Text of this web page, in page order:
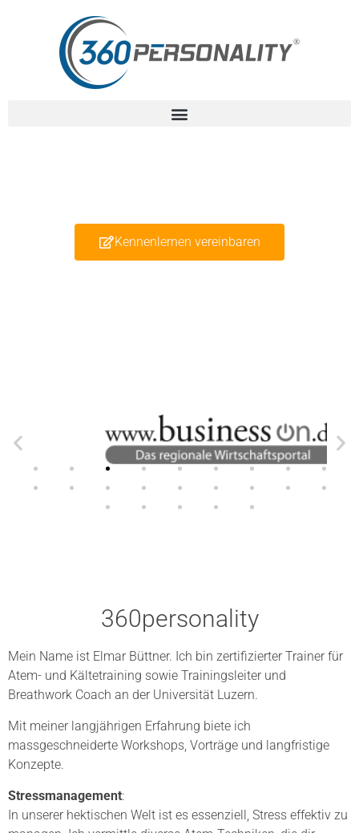
Kennenlernen vereinbaren
360personality
Mein Name ist Elmar Büttner. Ich bin zertifizierter Trainer für
Atem- und Kältetraining sowie Trainingsleiter und
Breathwork Coach an der Universität Luzern.
Mit meiner langjährigen Erfahrung biete ich
massgeschneiderte Workshops, Vorträge und langfristige
Konzepte.
Stressmanagement:
In unserer hektischen Welt ist es essenziell, Stress effektiv zu